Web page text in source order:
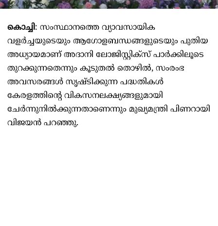
കൊച്ചി: സംസ്ഥാനത്തെ വ്യാവസായിക
വളർച്ചയുടെയും ആഗോളബന്ധങ്ങളുടെയും പുതിയ
അധ്യായമാണ് അദാനി ലോജിസ്റ്റിക്സ് പാർക്കിലൂടെ
തുറക്കുന്നതെന്നും കൂടുതൽ തൊഴിൽ, സംരംഭ
അവസരങ്ങൾ സൃഷ്ടിക്കുന്ന പദ്ധതികൾ
കേരളത്തിന്റെ വികസനലക്ഷ്യങ്ങളുമായി
ചേർന്നുനിൽക്കുന്നതാണെന്നും മുഖ്യമന്ത്രി പിണറായി
വിജയൻ പറഞ്ഞു.